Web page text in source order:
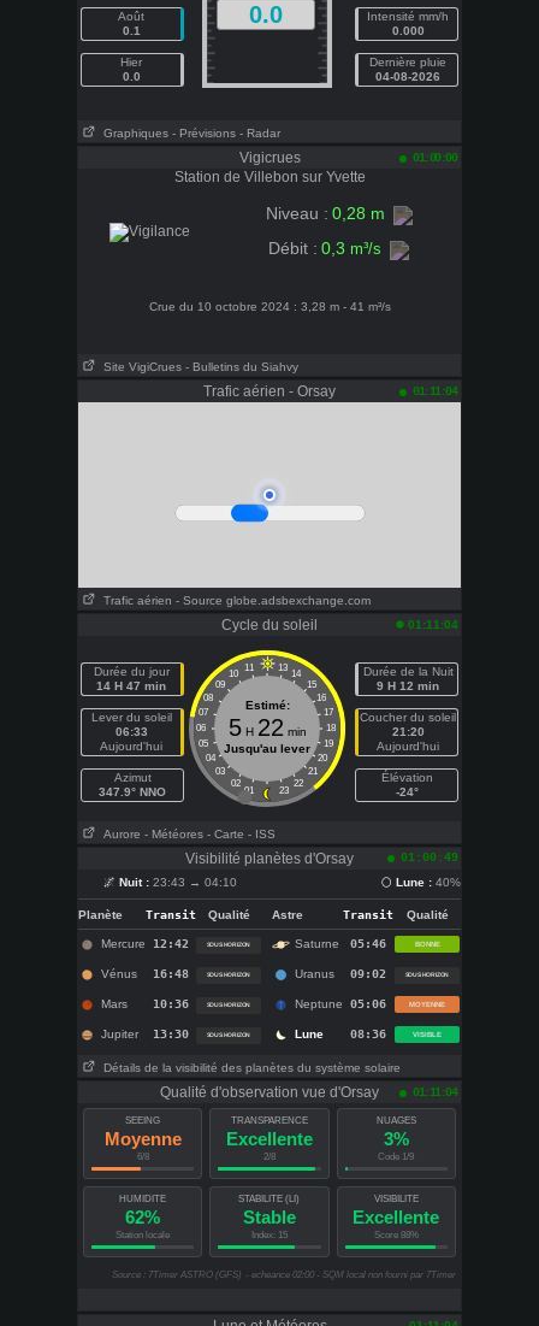
Août
0.1
Hier
0.0
0.0
Intensité mm/h
0.000
Dernière pluie
04-08-2026
Graphiques - Prévisions - Radar
Vigicrues
Station de Villebon sur Yvette
01:00:00
Niveau : 0,28 m
Débit : 0,3 m³/s
Crue du 10 octobre 2024 : 3,28 m - 41 m³/s
Site VigiCrues - Bulletins du Siahvy
Trafic aérien - Orsay 01:11:04
Trafic aérien - Source globe.adsbexchange.com
Cycle du soleil 01:11:04
Durée du jour
14 H 47 min
Lever du soleil
06:33
Aujourd'hui
Azimut
347.9° NNO
11 13
10
14
09
15
08
16
07
17
06
18
05
19
04
20
03
21
02
22
01 23
Estimé:
5H 22 min
Jusqu'au lever
Durée de la Nuit
9 H 12 min
Coucher du soleil
21:20
Aujourd'hui
Élévation
-24°
Aurore - Météores - Carte - ISS
Visibilité planètes d'Orsay
01:00:49
🌌 Nuit : 23:43 → 04:10 🌕 Lune : 40%
Planète Transit Qualité Astre Transit Qualité
Mercure 12:42 SOUS HORIZON Saturne 05:46 BONNE
Vénus 16:48 SOUS HORIZON Uranus 09:02 SOUS HORIZON
Mars 10:36 SOUS HORIZON Neptune 05:06 MOYENNE
Jupiter 13:30 SOUS HORIZON Lune 08:36 VISIBLE
Détails de la visibilité des planètes du système solaire
Qualité d'observation vue d'Orsay 01:11:04
SEEING
Moyenne
6/8
TRANSPARENCE
Excellente
2/8
NUAGES
3%
Code 1/9
HUMIDITE
62%
Station locale
STABILITE (LI)
Stable
Index: 15
VISIBILITE
Excellente
Score 88%
Source : 7Timer ASTRO (GFS) - echeance 02:00 - SQM local non fourni par 7Timer